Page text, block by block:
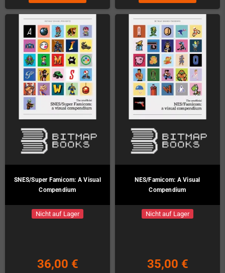
SNES/Super Famicom: A Visual
Compendium
Nicht auf Lager
36,00 €
NES/Famicom: A Visual
Compendium
Nicht auf Lager
35,00 €